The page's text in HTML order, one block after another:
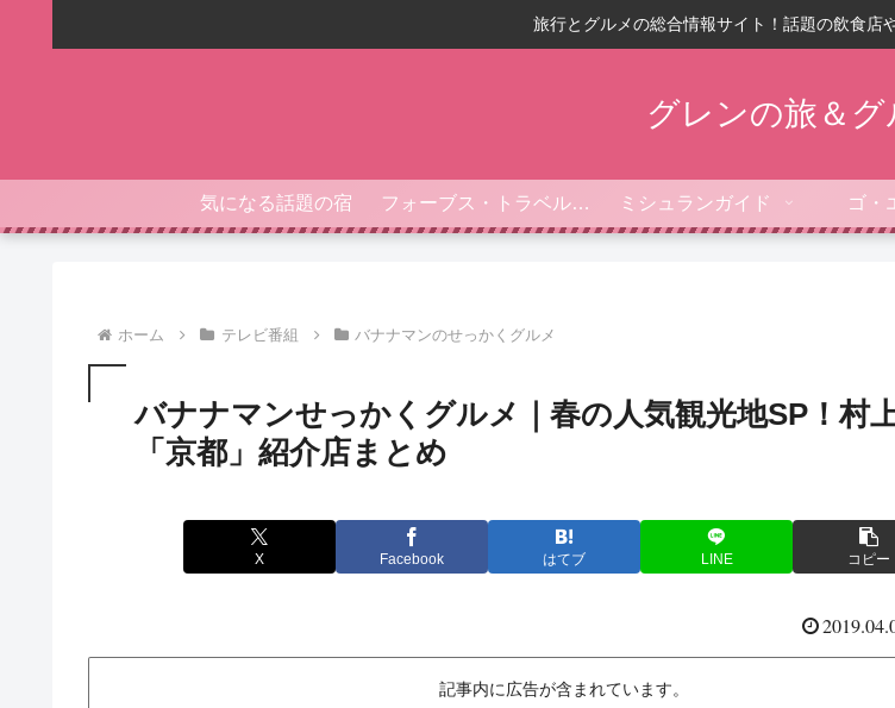
旅行とグルメの総合情報サイト！話題の飲食店
グレンの旅＆グ
気になる話題の宿 フォーブス・トラベルガイド ミシュランガイド ゴ・
ホーム テレビ番組 バナナマンのせっかくグルメ
バナナマンせっかくグルメ｜春の人気観光地SP！村
「京都」紹介店まとめ
X Facebook はてブ LINE コピー
記事内に広告が含まれています。